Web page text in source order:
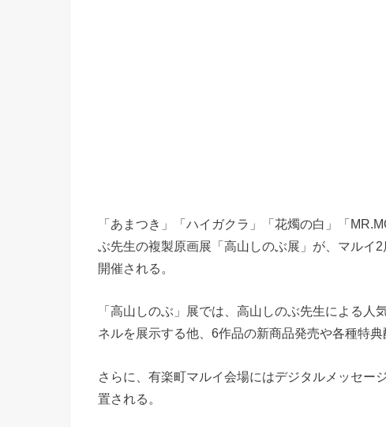
「あまつき」「ハイガクラ」「花燭の白」「
ぶ先生の複製原画展「高山しのぶ展」が、マルイ
開催される。
「高山しのぶ」展では、高山しのぶ先生による
ネルを展示する他、6作品の新商品発売や各種特
さらに、有楽町マルイ会場にはデジタルメッセー
置される。